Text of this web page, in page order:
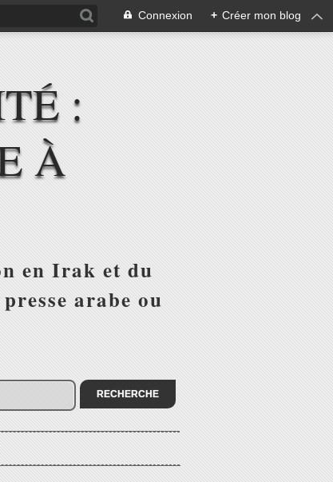
Connexion + Créer mon blog
:
À
en Irak et du
arabe ou